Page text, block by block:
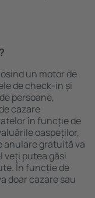
un motor de
de check-in și
persoane,
cazare
în funcție de
oaspeților,
anulare gratuită va
veți putea găsi
În funcție de
doar cazare sau